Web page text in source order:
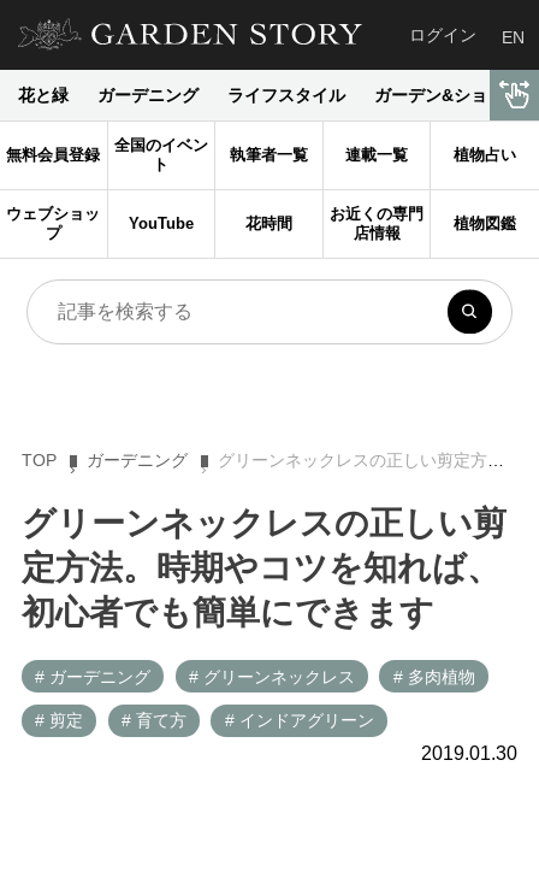
ログイン EN
花と緑 ガーデニング ライフスタイル ガーデン&ショップ
無料会員登録
全国のイベン
ト
執筆者一覧 連載一覧 植物占い
ウェブショッ
プ
YouTube 花時間
お近くの専門
店情報
植物図鑑
TOP ガーデニング グリーンネックレスの正しい剪定方法。時期やコツを知れば、初心者でも簡単にできます
グリーンネックレスの正しい剪
定方法。時期やコツを知れば、
初心者でも簡単にできます
# ガーデニング # グリーンネックレス # 多肉植物
# 剪定 # 育て方 # インドアグリーン
2019.01.30